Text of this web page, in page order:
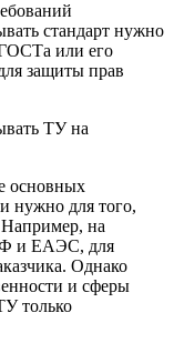
стандарт нужно
или его
защиты прав
ТУ на
основных
нужно для того,
на
РФ и ЕАЭС, для
Однако
и сферы
только